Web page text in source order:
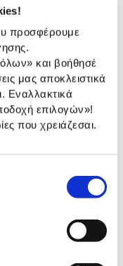
προσφέρουμε
και βοήθησέ
μας αποκλειστικά
Εναλλακτικά
επιλογών»!
που χρειάζεσαι.
το ίδιο